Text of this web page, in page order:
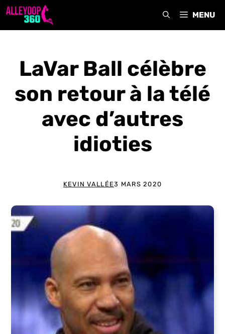
Aller
MENU
LaVar Ball célèbre
son retour à la télé
avec d’autres
idioties
KEVIN VALLÉE3 MARS 2020